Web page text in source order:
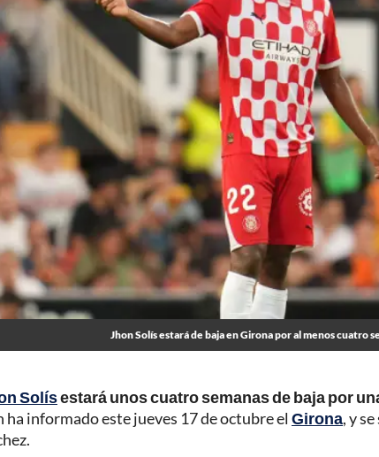
Jhon Solís estará de baja en Girona por al menos cuatro
Solísestará unos cuatro semanas de baja por
ha informado este jueves 17 de octubre el Girona, y